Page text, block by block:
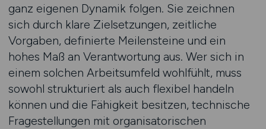
ganz eigenen Dynamik folgen. Sie zeichnen
sich durch klare Zielsetzungen, zeitliche
Vorgaben, definierte Meilensteine und ein
hohes Maß an Verantwortung aus. Wer sich in
einem solchen Arbeitsumfeld wohlfühlt, muss
sowohl strukturiert als auch flexibel handeln
können und die Fähigkeit besitzen, technische
Fragestellungen mit organisatorischen